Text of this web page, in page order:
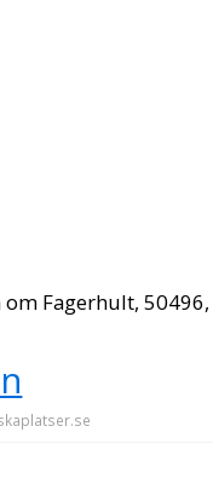
Fagerhult, 50496,